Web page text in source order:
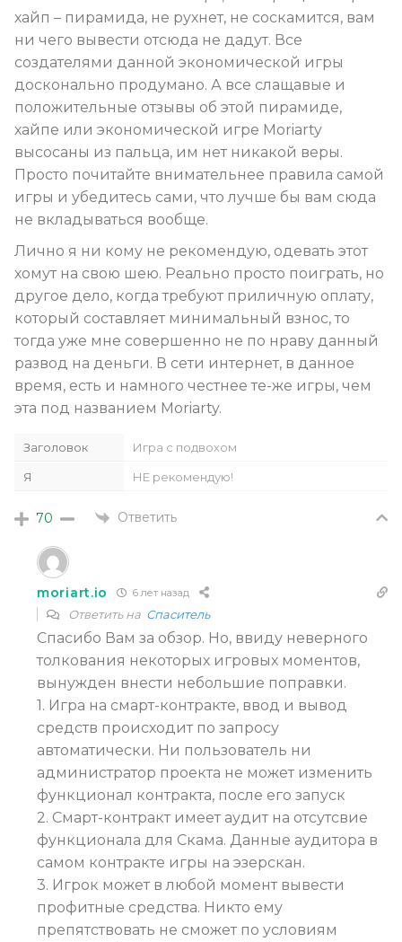
хайп – пирамида, не рухнет, не соскамится, вам
ни чего вывести отсюда не дадут. Все
создателями данной экономической игры
досконально продумано. А все слащавые и
положительные отзывы об этой пирамиде,
хайпе или экономической игре Moriarty
высосаны из пальца, им нет никакой веры.
Просто почитайте внимательнее правила самой
игры и убедитесь сами, что лучше бы вам сюда
не вкладываться вообще.
Лично я ни кому не рекомендую, одевать этот
хомут на свою шею. Реально просто поиграть, но
другое дело, когда требуют приличную оплату,
который составляет минимальный взнос, то
тогда уже мне совершенно не по нраву данный
развод на деньги. В сети интернет, в данное
время, есть и намного честнее те-же игры, чем
эта под названием Moriarty.
Заголовок Игра с подвохом
Я НЕ рекомендую!
70 Ответить
moriart.io 6 лет назад
Ответить на Спаситель
Спасибо Вам за обзор. Но, ввиду неверного
толкования некоторых игровых моментов,
вынужден внести небольшие поправки.
1. Игра на смарт-контракте, ввод и вывод
средств происходит по запросу
автоматически. Ни пользователь ни
администратор проекта не может изменить
функционал контракта, после его запуск
2. Смарт-контракт имеет аудит на отсутсвие
функционала для Скама. Данные аудитора в
самом контракте игры на эзерскан.
3. Игрок может в любой момент вывести
профитные средства. Никто ему
препятствовать не сможет по условиям